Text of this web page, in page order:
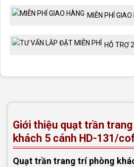
MIỄN PHÍ GIAO
HỖ TRỢ
Giới thiệu quạt trần
khách 5 cánh HD-131/
Quạt trần trang trí phòng